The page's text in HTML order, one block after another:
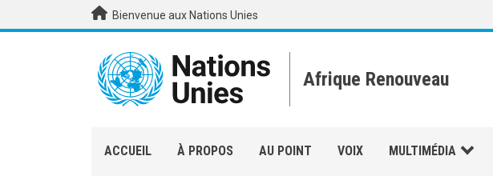
Aller au contenu principalBienvenue aux Nations Unies
Afrique Renouveau
ACCUEIL À PROPOS AU POINT VOIX MULTIMÉDIA